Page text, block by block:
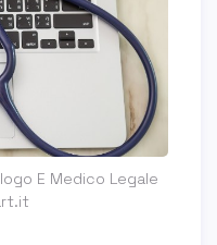
E Medico Legale